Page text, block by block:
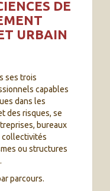
DE
URBAIN
ses trois
capables
dans les
des risques, se
bureaux
collectivités
ou structures
parcours.